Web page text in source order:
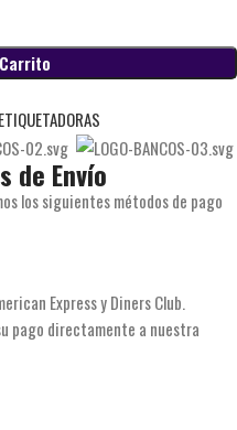
de Envío
los siguientes métodos de pago
Express y Diners Club.
pago directamente a nuestra